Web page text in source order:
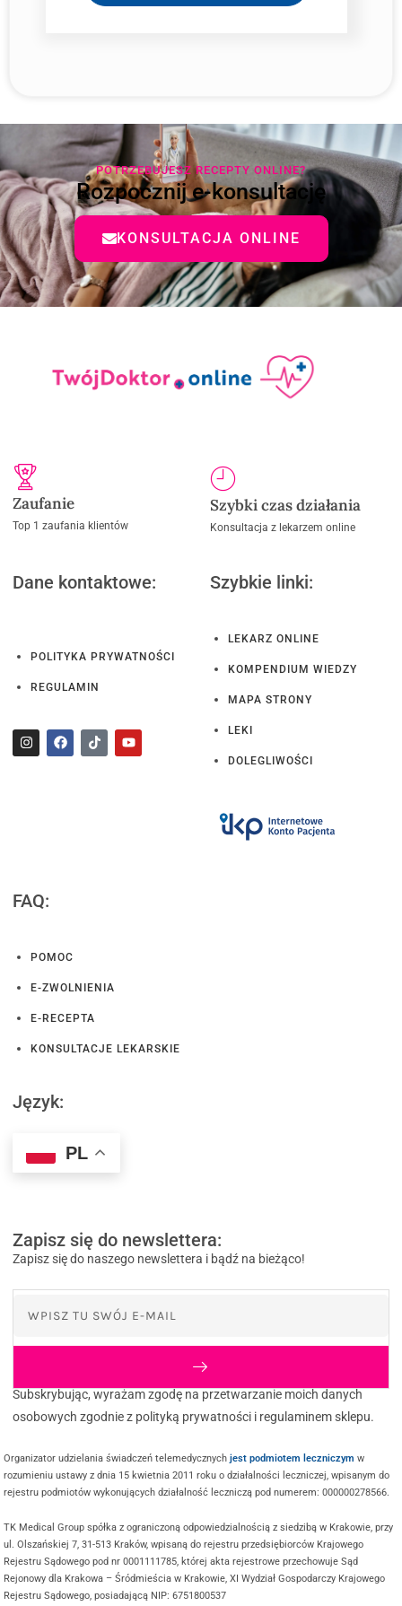
POTRZEBUJESZ RECEPTY ONLINE?
Rozpocznij e-konsultację
KONSULTACJA ONLINE
Zaufanie
Top 1 zaufania klientów
Szybki czas działania
Konsultacja z lekarzem online
Dane kontaktowe:
POLITYKA PRYWATNOŚCI
REGULAMIN
Szybkie linki:
LEKARZ ONLINE
KOMPENDIUM WIEDZY
MAPA STRONY
LEKI
DOLEGLIWOŚCI
FAQ:
POMOC
E-ZWOLNIENIA
E-RECEPTA
KONSULTACJE LEKARSKIE
Język:
PL
Zapisz się do newslettera:
Zapisz się do naszego newslettera i bądź na bieżąco!
Subskrybując, wyrażam zgodę na przetwarzanie moich danych
osobowych zgodnie z polityką prywatności i regulaminem sklepu.
Organizator udzielania świadczeń telemedycznychjest podmiotem leczniczym w
rozumieniu ustawy z dnia 15 kwietnia 2011 roku o działalności leczniczej, wpisanym do
rejestru podmiotów wykonujących działalność leczniczą pod numerem: 000000278566.
TK Medical Group spółka z ograniczoną odpowiedzialnością z siedzibą w Krakowie, przy
ul. Olszańskiej 7, 31-513 Kraków, wpisaną do rejestru przedsiębiorców Krajowego
Rejestru Sądowego pod nr 0001111785, której akta rejestrowe przechowuje Sąd
Rejonowy dla Krakowa – Śródmieścia w Krakowie, XI Wydział Gospodarczy Krajowego
Rejestru Sądowego, posiadającą NIP: 6751800537